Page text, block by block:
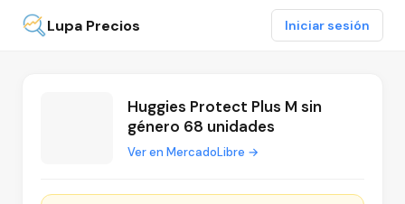
Lupa Precios Iniciar sesión
Huggies Protect Plus M sin
género 68 unidades
Ver en MercadoLibre →